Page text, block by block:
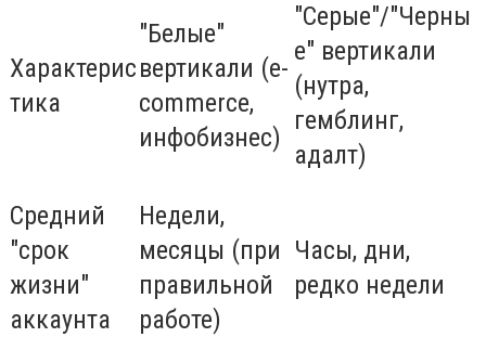
Характерис
тика
"Белые"
вертикали (e-
commerce,
инфобизнес)
"Серые"/"Черны
е" вертикали
(нутра,
гемблинг,
адалт)
Средний
"срок
жизни"
аккаунта
Недели,
месяцы (при
правильной
работе)
Часы, дни,
редко недели